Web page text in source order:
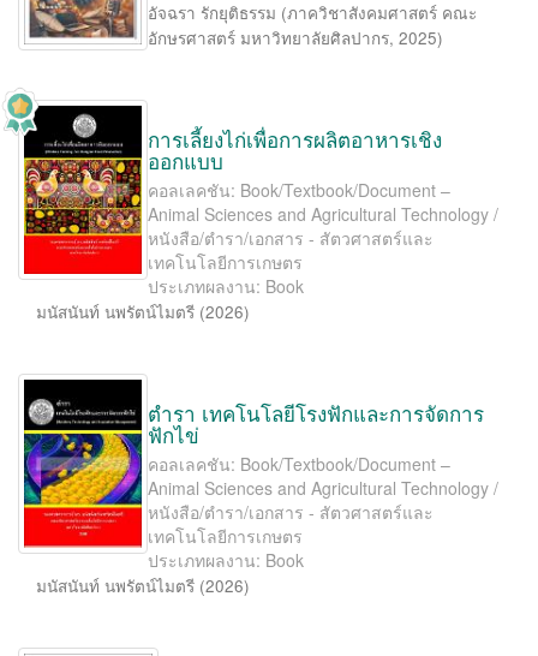
อัจฉรา รักยุติธรรม (ภาควิชาสังคมศาสตร์ คณะ
อักษรศาสตร์ มหาวิทยาลัยศิลปากร, 2025)
การเลี้ยงไก่เพื่อการผลิตอาหารเชิง
ออกแบบ
คอลเลคชัน: Book/Textbook/Document –
Animal Sciences and Agricultural Technology /
หนังสือ/ตำรา/เอกสาร - สัตวศาสตร์และ
เทคโนโลยีการเกษตร
ประเภทผลงาน: Book
มนัสนันท์ นพรัตน์ไมตรี (2026)
ตำรา เทคโนโลยีโรงฟักและการจัดการ
ฟักไข่
คอลเลคชัน: Book/Textbook/Document –
Animal Sciences and Agricultural Technology /
หนังสือ/ตำรา/เอกสาร - สัตวศาสตร์และ
เทคโนโลยีการเกษตร
ประเภทผลงาน: Book
มนัสนันท์ นพรัตน์ไมตรี (2026)